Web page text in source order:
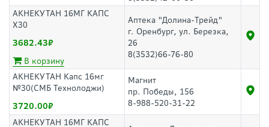
АКНЕКУТАН 16МГ КАПС
Х30
3682.43
В корзину
Аптека "Долина-Трейд"
г. Оренбург, ул. Березка,
26
8(3532)66-76-80
АКНЕКУТАН Капс 16мг
№30(СМБ Технолоджи)
3720.00
Магнит
пр. Победы, 156
8-988-520-31-22
АКНЕКУТАН 16МГ КАПС